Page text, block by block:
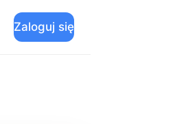
Zaloguj się